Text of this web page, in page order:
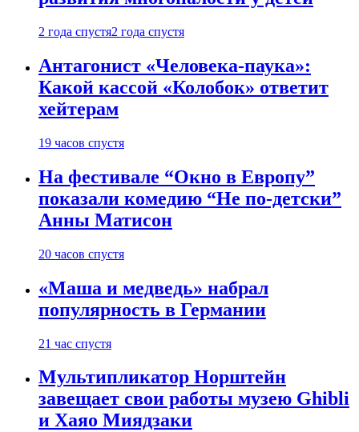
2 года спустя2 года спустя
Антагонист «Человека-паука»:
Какой кассой «Колобок» ответит
хейтерам
19 часов спустя
На фестивале “Окно в Европу”
показали комедию “Не по-детски”
Анны Матисон
20 часов спустя
«Маша и медведь» набрал
популярность в Германии
21 час спустя
Мультипликатор Норштейн
завещает свои работы музею Ghibli
и Хаяо Миядзаки